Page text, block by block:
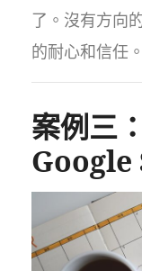
了。沒有方向
的耐心和信任。
案例三
Google